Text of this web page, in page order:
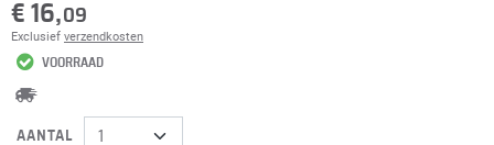
€ 16,09
Exclusief verzendkosten
VOORRAAD
AANTAL